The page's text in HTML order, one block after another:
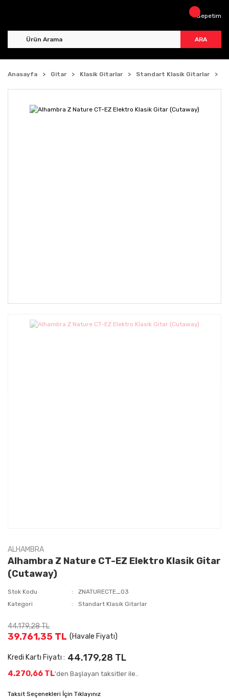
ARA
Sepetim
Anasayfa Gitar Klasik Gitarlar Standart Klasik Gitarlar
ALHAMBRA
Alhambra Z Nature CT-EZ Elektro Klasik Gitar
(Cutaway)
Stok Kodu
ZNATURECTE_03
Kategori
Standart Klasik Gitarlar
44.179,28 TL
39.761,35 TL (Havale Fiyatı)
Kredi Kartı Fiyatı : 44.179,28 TL
4.270,66 TL'den Başlayan taksitler ile..
Taksit Seçenekleri İçin Tıklayınız